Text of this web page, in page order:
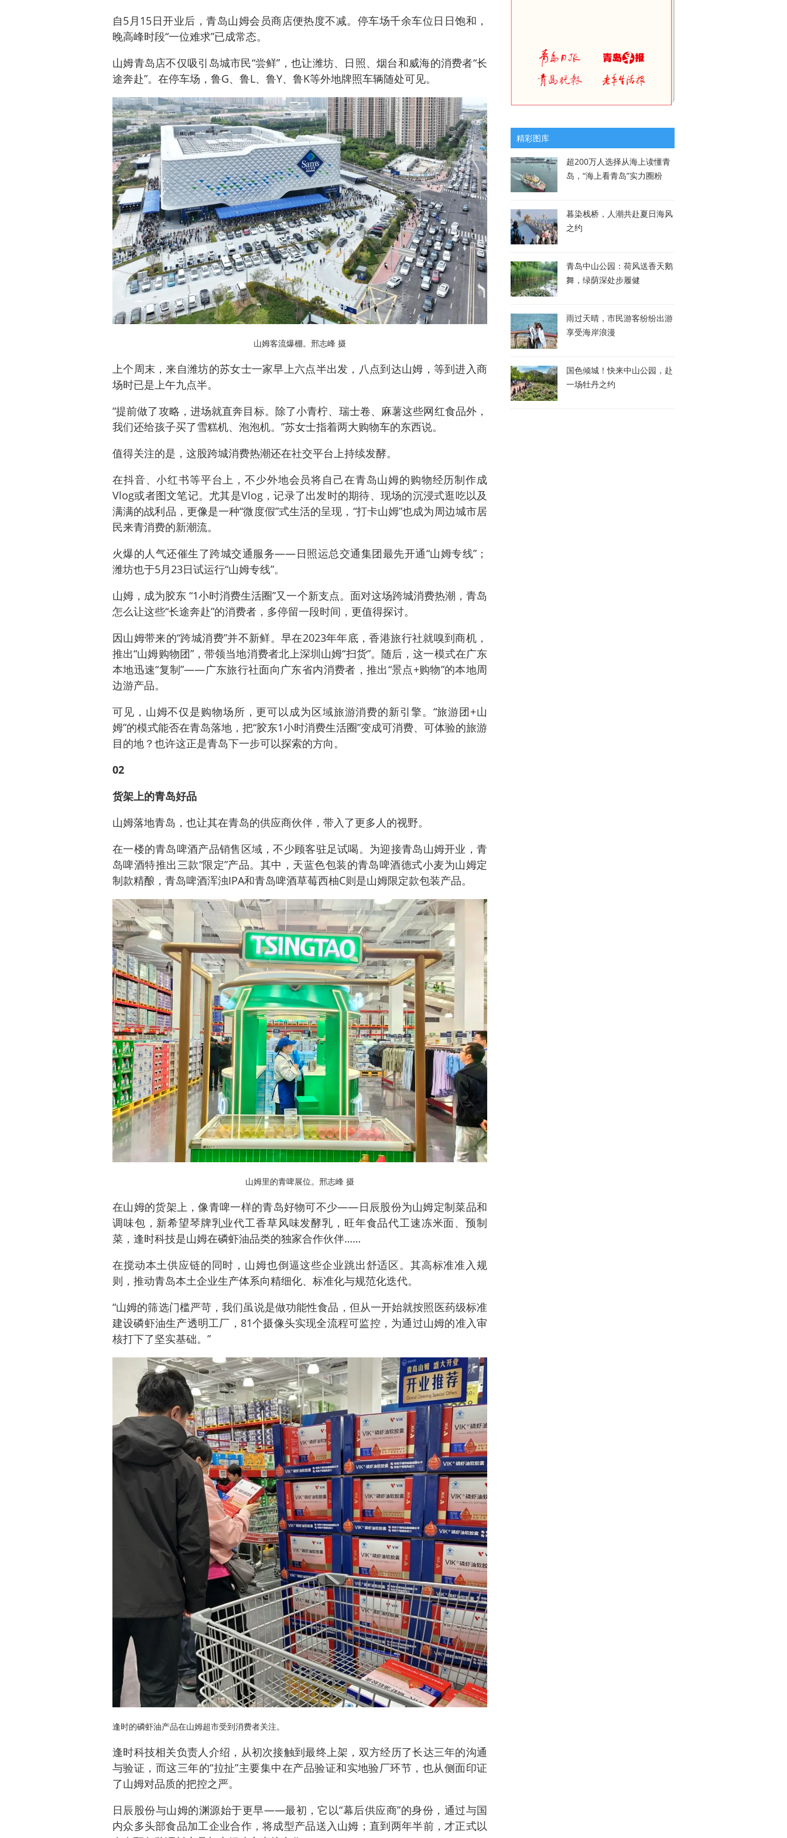
自5月15日开业后，青岛山姆会员商店便热度不减。停车场千余车位日日饱和，
晚高峰时段“一位难求”已成常态。
山姆青岛店不仅吸引岛城市民“尝鲜”，也让潍坊、日照、烟台和威海的消费者“长
途奔赴”。在停车场，鲁G、鲁L、鲁Y、鲁K等外地牌照车辆随处可见。
山姆客流爆棚。邢志峰 摄
上个周末，来自潍坊的苏女士一家早上六点半出发，八点到达山姆，等到进入商
场时已是上午九点半。
“提前做了攻略，进场就直奔目标。除了小青柠、瑞士卷、麻薯这些网红食品外，
我们还给孩子买了雪糕机、泡泡机。”苏女士指着两大购物车的东西说。
值得关注的是，这股跨城消费热潮还在社交平台上持续发酵。
在抖音、小红书等平台上，不少外地会员将自己在青岛山姆的购物经历制作成
Vlog或者图文笔记。尤其是Vlog，记录了出发时的期待、现场的沉浸式逛吃以及
满满的战利品，更像是一种“微度假”式生活的呈现，“打卡山姆”也成为周边城市居
民来青消费的新潮流。
火爆的人气还催生了跨城交通服务——日照运总交通集团最先开通“山姆专线”；
潍坊也于5月23日试运行“山姆专线”。
山姆，成为胶东 “1小时消费生活圈”又一个新支点。面对这场跨城消费热潮，青岛
怎么让这些“长途奔赴”的消费者，多停留一段时间，更值得探讨。
因山姆带来的“跨城消费”并不新鲜。早在2023年年底，香港旅行社就嗅到商机，
推出“山姆购物团”，带领当地消费者北上深圳山姆“扫货”。随后，这一模式在广东
本地迅速“复制”——广东旅行社面向广东省内消费者，推出“景点+购物”的本地周
边游产品。
可见，山姆不仅是购物场所，更可以成为区域旅游消费的新引擎。“旅游团+山
姆”的模式能否在青岛落地，把“胶东1小时消费生活圈”变成可消费、可体验的旅游
目的地？也许这正是青岛下一步可以探索的方向。
02
货架上的青岛好品
山姆落地青岛，也让其在青岛的供应商伙伴，带入了更多人的视野。
在一楼的青岛啤酒产品销售区域，不少顾客驻足试喝。为迎接青岛山姆开业，青
岛啤酒特推出三款“限定”产品。其中，天蓝色包装的青岛啤酒德式小麦为山姆定
制款精酿，青岛啤酒浑浊IPA和青岛啤酒草莓西柚C则是山姆限定款包装产品。
山姆里的青啤展位。邢志峰 摄
在山姆的货架上，像青啤一样的青岛好物可不少——日辰股份为山姆定制菜品和
调味包，新希望琴牌乳业代工香草风味发酵乳，旺年食品代工速冻米面、预制
菜，逢时科技是山姆在磷虾油品类的独家合作伙伴……
在搅动本土供应链的同时，山姆也倒逼这些企业跳出舒适区。其高标准准入规
则，推动青岛本土企业生产体系向精细化、标准化与规范化迭代。
“山姆的筛选门槛严苛，我们虽说是做功能性食品，但从一开始就按照医药级标准
建设磷虾油生产透明工厂，81个摄像头实现全流程可监控，为通过山姆的准入审
核打下了坚实基础。”
逢时的磷虾油产品在山姆超市受到消费者关注。
逢时科技相关负责人介绍，从初次接触到最终上架，双方经历了长达三年的沟通
与验证，而这三年的“拉扯”主要集中在产品验证和实地验厂环节，也从侧面印证
了山姆对品质的把控之严。
日辰股份与山姆的渊源始于更早——最初，它以“幕后供应商”的身份，通过与国
内众多头部食品加工企业合作，将成型产品送入山姆；直到两年半前，才正式以
精彩图库
超200万人选择从海上读懂青
岛，“海上看青岛”实力圈粉
暮染栈桥，人潮共赴夏日海风
之约
青岛中山公园：荷风送香天鹅
舞，绿荫深处步履健
雨过天晴，市民游客纷纷出游
享受海岸浪漫
国色倾城！快来中山公园，赴
一场牡丹之约